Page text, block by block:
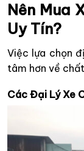
Nên Mua
Uy Tín?
Việc lựa chọn
tâm hơn về
Các Đại Lý Xe